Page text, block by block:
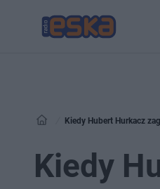
Kiedy Hubert Hurkacz
Kiedy